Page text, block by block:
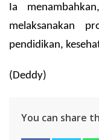
Ia
melaksanakan
pendidikan,
(Deddy)
You can share